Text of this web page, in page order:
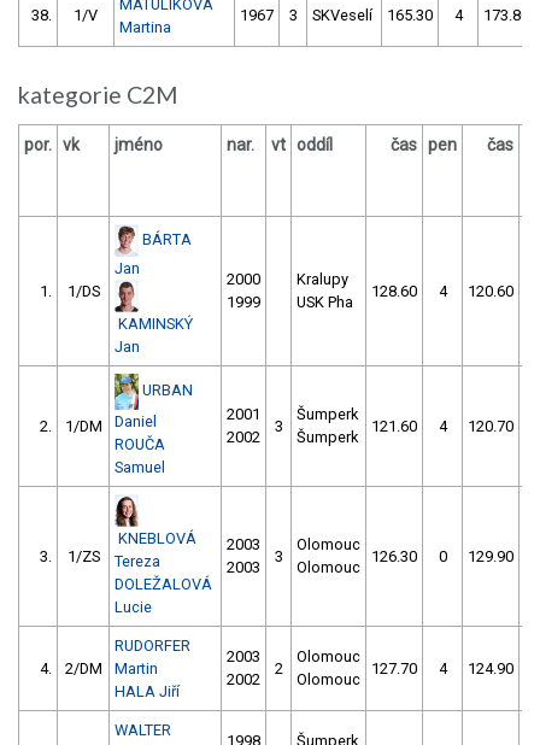
38. 1/V
MATULÍKOVÁ
Martina
1967 3 SKVeselí 165.30 4 173.80
kategorie C2M
por. vk jméno nar. vt oddíl čas pen čas
1. 1/DS
BÁRTA
Jan
KAMINSKÝ
Jan
2000
1999
Kralupy
USK Pha
128.60 4 120.60
2. 1/DM
URBAN
Daniel
ROUČA
Samuel
2001
2002
3
Šumperk
Šumperk
121.60 4 120.70
3. 1/ZS
KNEBLOVÁ
Tereza
DOLEŽALOVÁ
Lucie
2003
2003
3
Olomouc
Olomouc
126.30 0 129.90
4. 2/DM
RUDORFER
Martin
HALA Jiří
2003
2002
2
Olomouc
Olomouc
127.70 4 124.90
WALTER
1998 Šumperk